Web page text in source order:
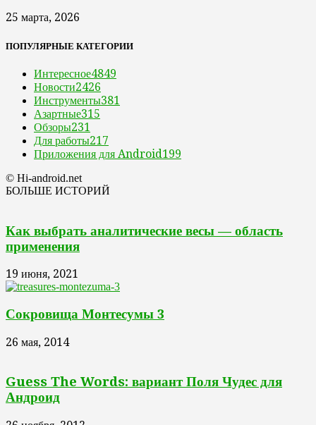
25 марта, 2026
ПОПУЛЯРНЫЕ КАТЕГОРИИ
Интересное4849
Новости2426
Инструменты381
Азартные315
Обзоры231
Для работы217
Приложения для Android199
© Hi-android.net
БОЛЬШЕ ИСТОРИЙ
Как выбрать аналитические весы — область
применения
19 июня, 2021
Сокровища Монтесумы 3
26 мая, 2014
Guess The Words: вариант Поля Чудес для
Андроид